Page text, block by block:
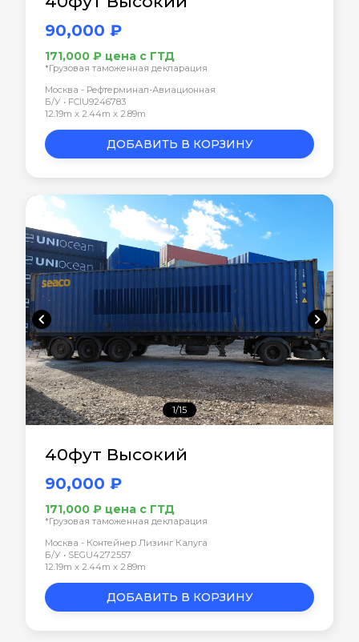
90,000 ₽
171,000 ₽ цена с ГТД
*Грузовая таможенная декларация
Москва - Рефтерминал-Авиационная
Б/У • FCIU9246783
12.19m x 2.44m x 2.89m
ДОБАВИТЬ В КОРЗИНУ
chevron_left chevron_right
1/15
40фут Высокий
90,000 ₽
171,000 ₽ цена с ГТД
*Грузовая таможенная декларация
Москва - Контейнер Лизинг Калуга
Б/У • SEGU4272557
12.19m x 2.44m x 2.89m
ДОБАВИТЬ В КОРЗИНУ